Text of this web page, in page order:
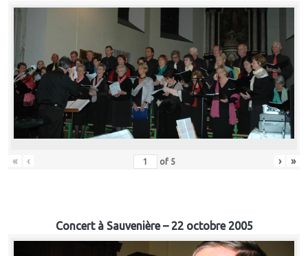
« ‹ of 5 › »
Concert à Sauvenière – 22 octobre 2005